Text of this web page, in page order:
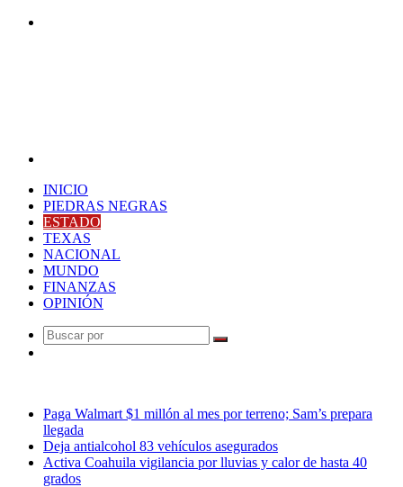
INICIO
PIEDRAS NEGRAS
ESTADO
TEXAS
NACIONAL
MUNDO
FINANZAS
OPINIÓN
Buscar
Paga Walmart $1 millón al mes por terreno; Sam’s prepara
llegada
Deja antialcohol 83 vehículos asegurados
Activa Coahuila vigilancia por lluvias y calor de hasta 40
grados